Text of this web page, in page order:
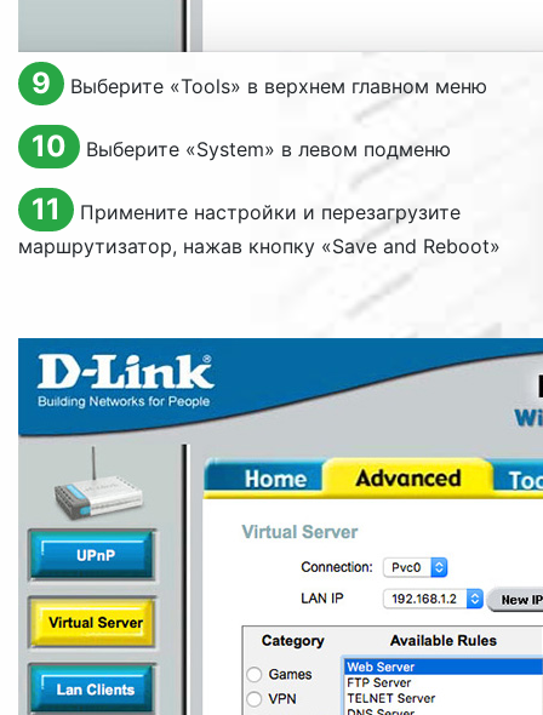
9 Выберите «Tools» в верхнем главном меню
10 Выберите «System» в левом подменю
11
Примените настройки и перезагрузите
маршрутизатор, нажав кнопку «Save and Reboot»